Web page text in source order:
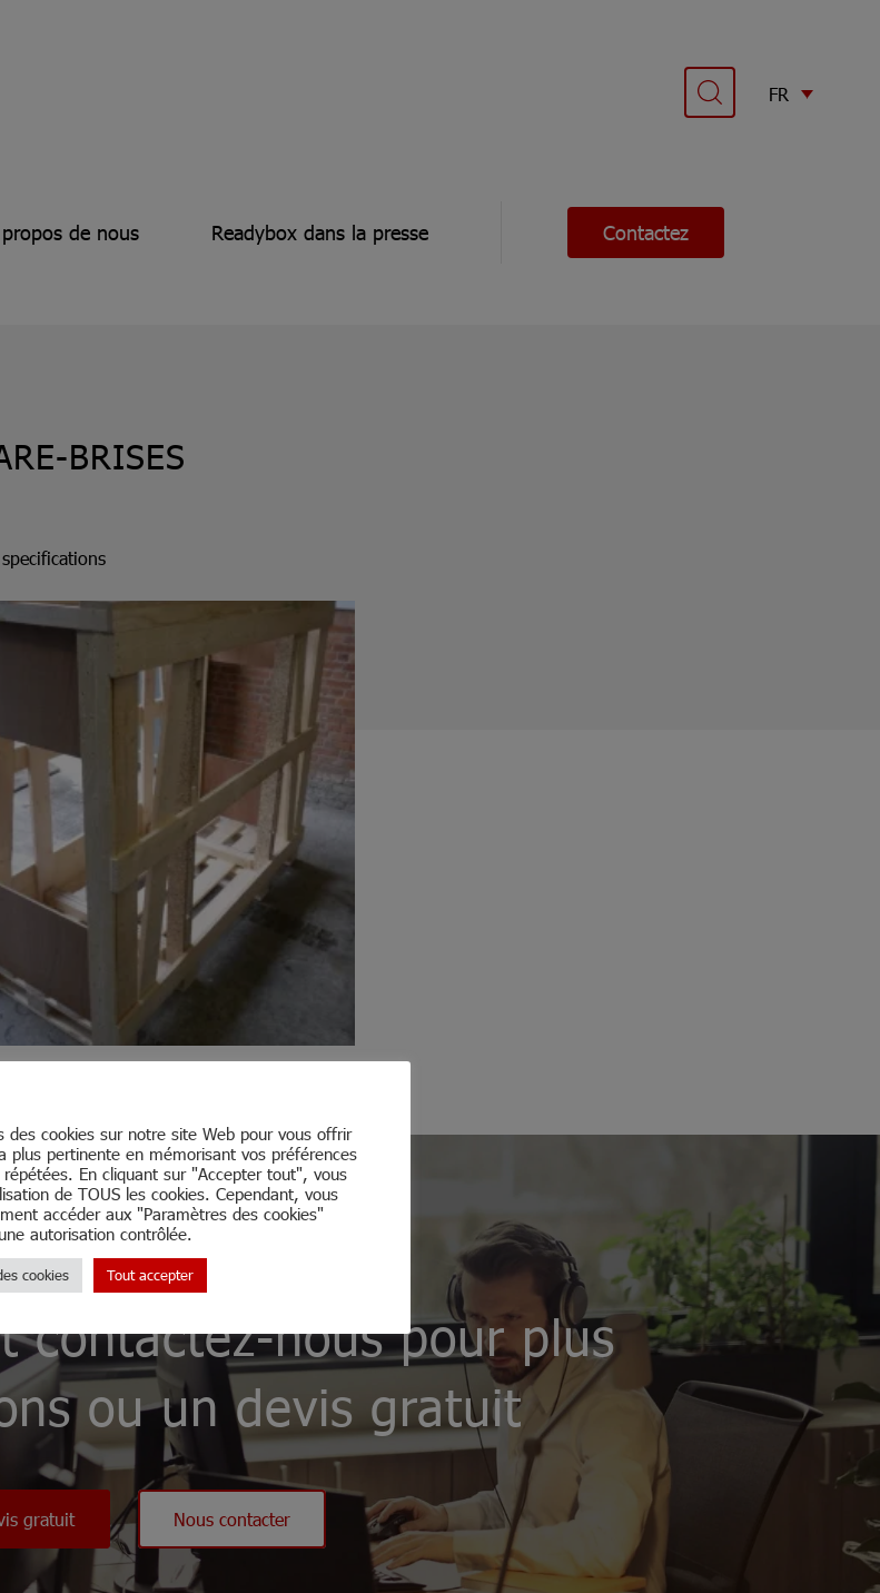
FR
de nous Readybox dans la presse Contactez
BRISES
contactez-nous pour plus
ou un devis gratuit
gratuit Nous contacter
des cookies sur notre site Web pour vous offrir
plus pertinente en mémorisant vos préférences
En cliquant sur "Accepter tout", vous
de TOUS les cookies. Cependant, vous
accéder aux "Paramètres des cookies"
autorisation contrôlée.
cookies Tout accepter